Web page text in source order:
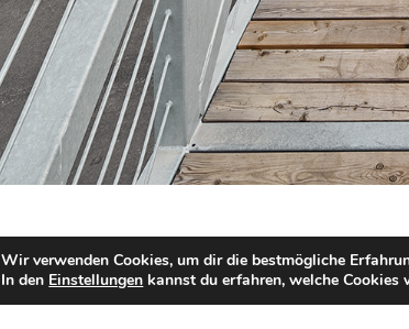
Wir verwenden Cookies, um dir die bestmögliche
In den Einstellungen kannst du erfahren, welche Cookies